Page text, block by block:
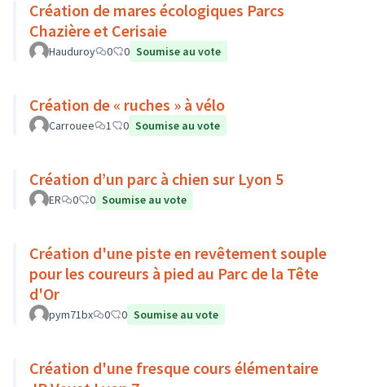
Création de mares écologiques Parcs
Chazière et Cerisaie
Hauduroy 0 0 Soumise au vote
Création de « ruches » à vélo
Carrouee 1 0 Soumise au vote
Création d’un parc à chien sur Lyon 5
ER 0 0 Soumise au vote
Création d'une piste en revêtement souple
pour les coureurs à pied au Parc de la Tête
d'Or
pym71bx 0 0 Soumise au vote
Création d'une fresque cours élémentaire